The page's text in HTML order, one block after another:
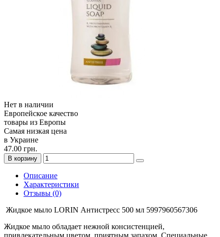
Нет в наличии
Европейское качество
товары из Европы
Самая низкая цена
в Украине
47.00 грн.
В корзину
Описание
Характеристики
Отзывы (0)
Жидкое мыло LORIN Антистресс 500 мл 5997960567306
Жидкое мыло обладает нежной консистенцией,
привлекательным цветом, приятным запахом. Специальные